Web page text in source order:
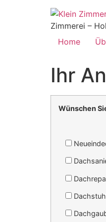
Zimmerei –
Home
Ihr
Wünschen